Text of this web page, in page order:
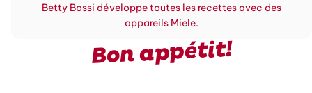
Betty Bossi développe toutes les recettes avec des
appareils Miele.
Bon appétit!